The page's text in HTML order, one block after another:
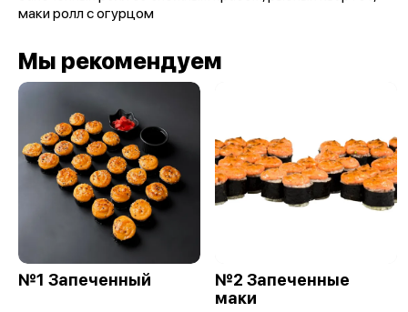
маки ролл с огурцом
Мы рекомендуем
№1 Запеченный
№2 Запеченные
маки